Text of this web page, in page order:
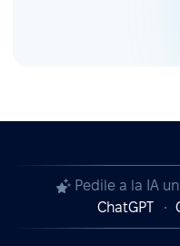
Pedile a la IA
ChatGPT